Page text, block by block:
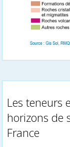
Les teneurs
horizons de
France